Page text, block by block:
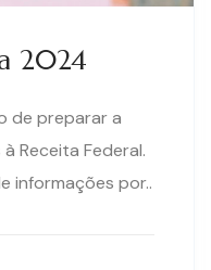
2024
de preparar a
Receita Federal.
informações por..